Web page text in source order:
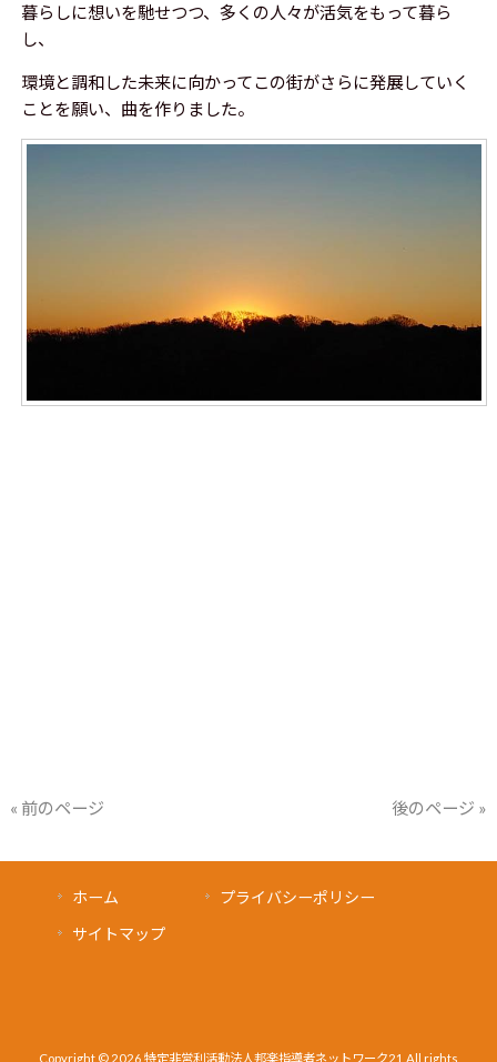
暮らしに想いを馳せつつ、多くの人々が活気をもって暮ら
し、
環境と調和した未来に向かってこの街がさらに発展していく
ことを願い、曲を作りました。
« 前のページ 後のページ »
ホーム
プライバシーポリシー
サイトマップ
Copyright © 2026 特定非営利活動法人邦楽指導者ネットワーク21 All rights